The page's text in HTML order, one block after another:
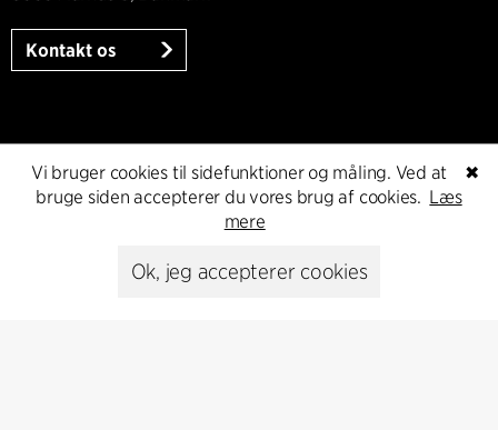
Kontakt os
Presse
Head of Communications
T +45 6193 6857
psr@cfmoller.com
✖
Vi bruger cookies til sidefunktioner og måling. Ved at
bruge siden accepterer du vores brug af cookies. Læs
mere
Ok, jeg accepterer cookies